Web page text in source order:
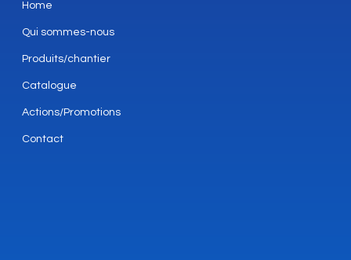
Home
Qui sommes-nous
Produits/chantier
Catalogue
Actions/Promotions
Contact